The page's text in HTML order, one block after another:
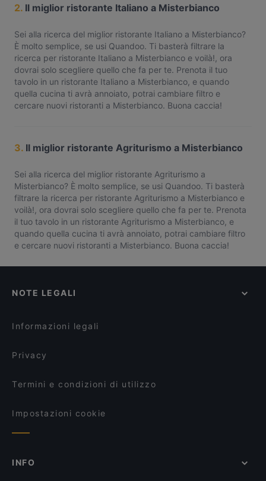
2. Il miglior ristorante Italiano a Misterbianco
Sei alla ricerca del miglior ristorante Italiano a Misterbianco?
È molto semplice, se usi Quandoo. Ti basterà filtrare la
ricerca per ristorante Italiano a Misterbianco e voilà!, ora
dovrai solo scegliere quello che fa per te. Prenota il tuo
tavolo in un ristorante Italiano a Misterbianco, e quando
quella cucina ti avrà annoiato, potrai cambiare filtro e
cercare nuovi ristoranti a Misterbianco. Buona caccia!
3. Il miglior ristorante Agriturismo a Misterbianco
Sei alla ricerca del miglior ristorante Agriturismo a
Misterbianco? È molto semplice, se usi Quandoo. Ti basterà
filtrare la ricerca per ristorante Agriturismo a Misterbianco e
voilà!, ora dovrai solo scegliere quello che fa per te. Prenota
il tuo tavolo in un ristorante Agriturismo a Misterbianco, e
quando quella cucina ti avrà annoiato, potrai cambiare filtro
e cercare nuovi ristoranti a Misterbianco. Buona caccia!
NOTE LEGALI
Informazioni legali
Privacy
Termini e condizioni di utilizzo
Impostazioni cookie
INFO